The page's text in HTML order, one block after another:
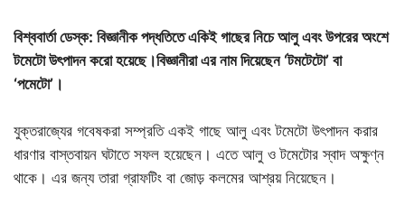
বিশ্ববার্তা ডেস্ক: বিজ্ঞানীক পদ্ধতিতে একিই গাছের নিচে আলু এবং উপরের অংশে
টমেটো উৎপাদন করো হয়েছে।বিজ্ঞানীরা এর নাম দিয়েছেন ‘টমটেটো’ বা
‘পমেটো’।
যুক্তরাজ্যের গবেষকরা সম্প্রতি একই গাছে আলু এবং টমেটো উৎপাদন করার
ধারণার বাস্তবায়ন ঘটাতে সফল হয়েছেন। এতে আলু ও টমেটোর স্বাদ অক্ষুণ্ন
থাকে। এর জন্য তারা গ্রাফটিং বা জোড় কলমের আশ্রয় নিয়েছেন।